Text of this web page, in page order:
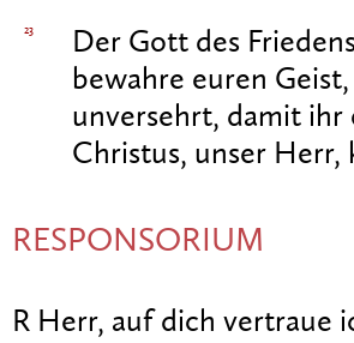
23
Der Gott des
bewahre euren
unversehrt, damit ihr
Christus, unser Herr,
RESPONSORIUM
R Herr, auf dich vertraue